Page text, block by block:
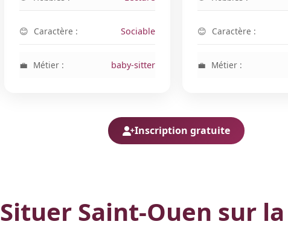
Caractère : Sociable
Métier : baby-sitter
Caractère :
Métier :
Inscription gratuite
Situer Saint-Ouen sur